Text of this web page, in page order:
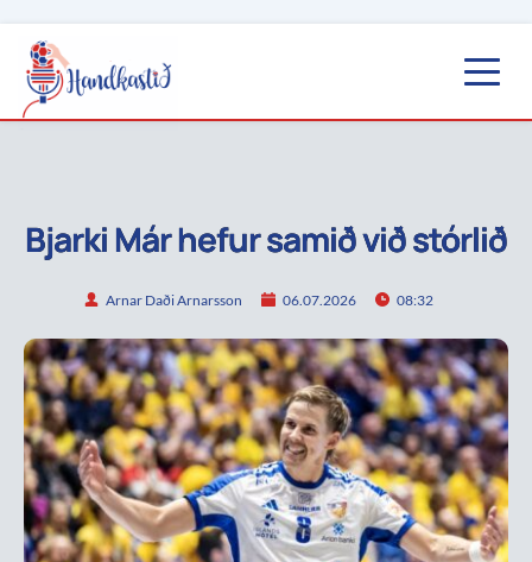
Bjarki Már hefur samið við stórlið
Arnar Daði Arnarsson 06.07.2026 08:32